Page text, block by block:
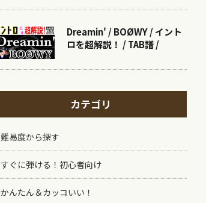
Dreamin' / BOØWY / イント
ロを超解説！ / TAB譜 /
カテゴリ
難易度から探す
すぐに弾ける！初心者向け
かんたん＆カッコいい！